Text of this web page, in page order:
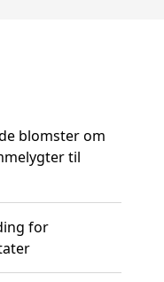
blomster om
til
for